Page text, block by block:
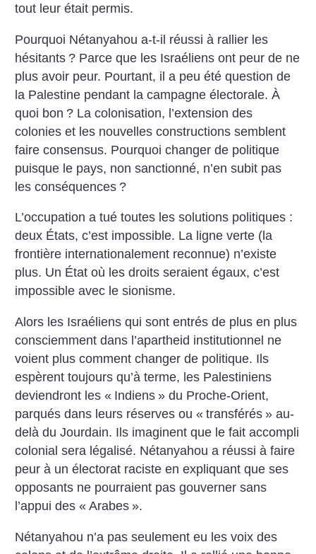
tout leur était permis.
Pourquoi Nétanyahou a-t-il réussi à rallier les
hésitants ? Parce que les Israéliens ont peur de ne
plus avoir peur. Pourtant, il a peu été question de
la Palestine pendant la campagne électorale. À
quoi bon ? La colonisation, l’extension des
colonies et les nouvelles constructions semblent
faire consensus. Pourquoi changer de politique
puisque le pays, non sanctionné, n’en subit pas
les conséquences ?
L’occupation a tué toutes les solutions politiques :
deux États, c’est impossible. La ligne verte (la
frontière internationalement reconnue) n’existe
plus. Un État où les droits seraient égaux, c’est
impossible avec le sionisme.
Alors les Israéliens qui sont entrés de plus en plus
consciemment dans l’apartheid institutionnel ne
voient plus comment changer de politique. Ils
espèrent toujours qu’à terme, les Palestiniens
deviendront les « Indiens » du Proche-Orient,
parqués dans leurs réserves ou « transférés » au-
delà du Jourdain. Ils imaginent que le fait accompli
colonial sera légalisé. Nétanyahou a réussi à faire
peur à un électorat raciste en expliquant que ses
opposants ne pourraient pas gouverner sans
l’appui des « Arabes ».
Nétanyahou n’a pas seulement eu les voix des